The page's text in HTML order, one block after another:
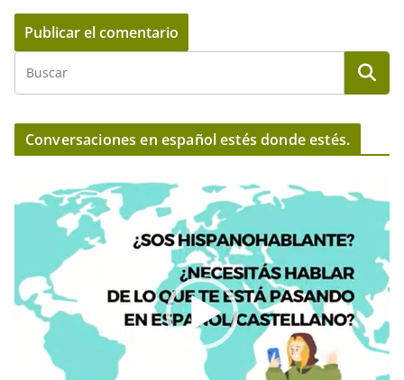
Conversaciones en español estés donde estés.
e
d